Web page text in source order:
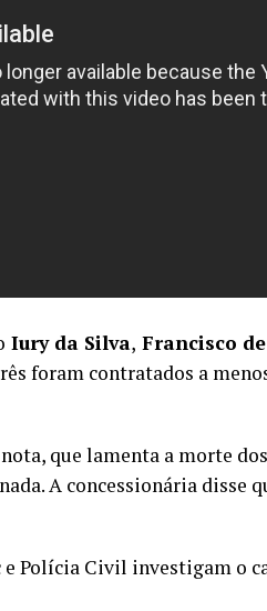
Iury da Silva, Francisco de
foram contratados a
que lamenta a morte
A concessionária disse
Polícia Civil investigam o